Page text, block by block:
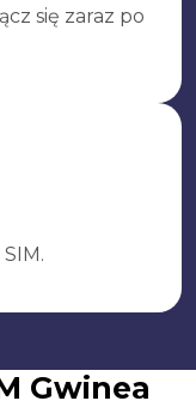
się zaraz po
Gwinea